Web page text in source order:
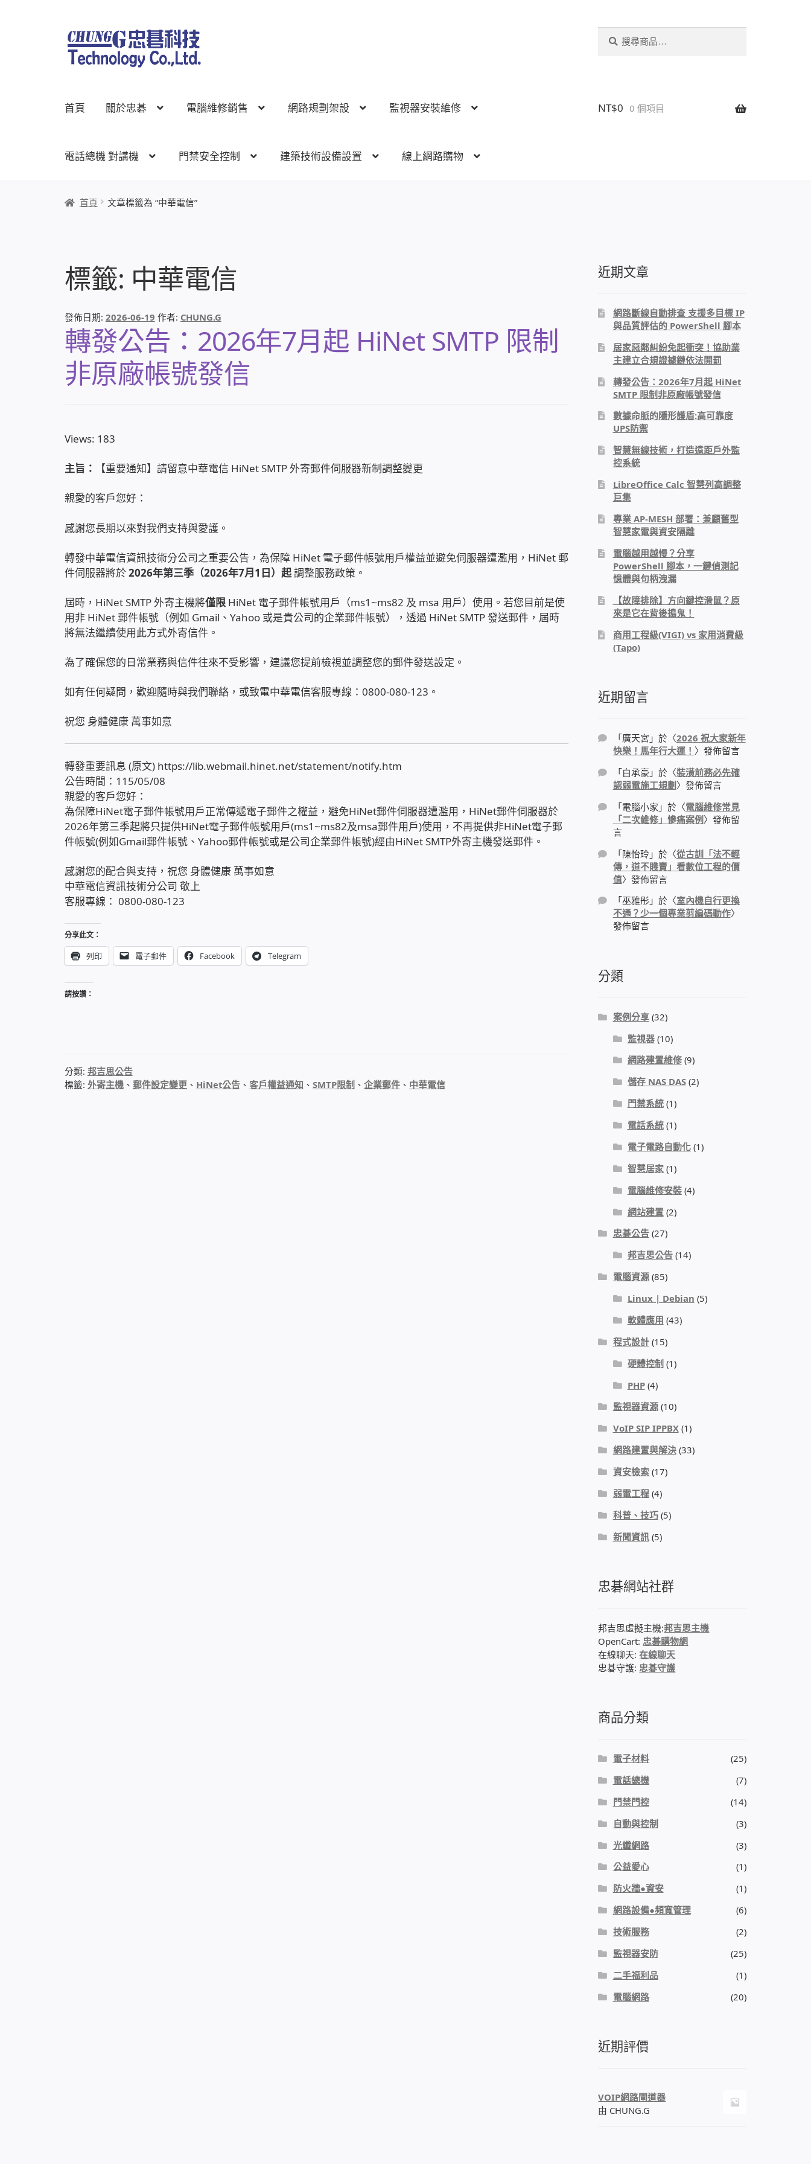
跳
至
導
跳
至
主
容
首頁 關於忠碁 電腦維修銷售 網路規劃架設 監視器安裝維修
電話總機 對講機 門禁安全控制 建築技術設備設置 線上網路購物
首頁關於忠碁電腦維修銷售網路規劃架設
NT$0 0 個項目
首頁 文章標籤為 “中華電信”
標籤: 中華電信
發佈日期: 2026-06-19 作者: CHUNG.G
轉發公告：2026年7月起 HiNet SMTP 限制
非原廠帳號發信
Views: 183
主旨： 【重要通知】請留意中華電信 HiNet SMTP 外寄郵件伺服器新制調整變更
親愛的客戶您好：
感謝您長期以來對我們支持與愛護。
轉發中華電信資訊技術分公司之重要公告，為保障 HiNet 電子郵件帳號用戶權益並避免伺服器遭濫用，HiNet 郵
件伺服器將於2026年第三季（2026年7月1日）起調整服務政策。
屆時，HiNet SMTP 外寄主機將僅限HiNet 電子郵件帳號用戶（ms1~ms82 及 msa 用戶）使用。若您目前是使
用非 HiNet 郵件帳號（例如 Gmail、Yahoo 或是貴公司的企業郵件帳號），透過 HiNet SMTP 發送郵件，屆時
將無法繼續使用此方式外寄信件。
為了確保您的日常業務與信件往來不受影響，建議您提前檢視並調整您的郵件發送設定。
如有任何疑問，歡迎隨時與我們聯絡，或致電中華電信客服專線：0800-080-123。
祝您 身體健康 萬事如意
轉發重要訊息 (原文) https://lib.webmail.hinet.net/statement/notify.htm
公告時間：115/05/08
親愛的客戶您好：
為保障HiNet電子郵件帳號用戶正常傳遞電子郵件之權益，避免HiNet郵件伺服器遭濫用，HiNet郵件伺服器於
2026年第三季起將只提供HiNet電子郵件帳號用戶(ms1~ms82及msa郵件用戶)使用，不再提供非HiNet電子郵
件帳號(例如Gmail郵件帳號、Yahoo郵件帳號或是公司企業郵件帳號)經由HiNet SMTP外寄主機發送郵件。
感謝您的配合與支持，祝您 身體健康 萬事如意
中華電信資訊技術分公司 敬上
客服專線： 0800-080-123
分享此文：
列印 電子郵件 Facebook Telegram
請按讚：
分類: 邦吉思公告
標籤: 外寄主機、 郵件設定變更、 HiNet公告、 客戶權益通知 、 SMTP限制 、 企業郵件、 中華電信
近期文章
網路斷線自動排查 支援多目標 IP
與品質評估的 PowerShell 腳本
居家惡鄰糾紛免起衝突！協助業
主建立合規證據鏈依法開罰
轉發公告：2026年7月起 HiNet
SMTP 限制非原廠帳號發信
數據命脈的隱形護盾:高可靠度
UPS防禦
智慧無線技術，打造遠距戶外監
控系統
LibreOffice Calc 智慧列高調整
巨集
專業 AP-MESH 部署：兼顧舊型
智慧家電與資安隔離
電腦越用越慢？分享
PowerShell 腳本，一鍵偵測記
憶體與句柄洩漏
【故障排除】方向鍵控滑鼠？原
來是它在背後搗鬼！
商用工程級(VIGI) vs 家用消費級
(Tapo)
近期留言
「廣天宮 」於〈2026 祝大家新年
快樂！馬年行大運！ 〉發佈留言
「白承豪 」於〈裝潢前務必先確
認弱電施工規劃〉發佈留言
「電腦小家 」於〈電腦維修常見
「二次維修」慘痛案例〉發佈留
言
「陳怡玲」於〈從古訓「法不輕
傳，道不賤賣」看數位工程的價
值〉發佈留言
「巫雅彤 」於〈室內機自行更換
不通？少一個專業剪編碼動作〉
發佈留言
分類
案例分享(32)
監視器(10)
網路建置維修(9)
儲存 NAS DAS(2)
門禁系統(1)
電話系統(1)
電子電路自動化(1)
智慧居家(1)
電腦維修安裝(4)
網站建置(2)
忠碁公告(27)
邦吉思公告(14)
電腦資源(85)
Linux | Debian (5)
軟體應用 (43)
程式設計(15)
硬體控制(1)
PHP(4)
監視器資源(10)
VoIP SIP IPPBX(1)
網路建置與解決(33)
資安檢索(17)
弱電工程(4)
科普、技巧(5)
新聞資訊(5)
忠碁網站社群
邦吉思虛擬主機:邦吉思主機
OpenCart: 忠碁購物網
在線聊天:在線聊天
忠碁守護: 忠碁守護
商品分類
電子材料
(25)
電話總機
(7)
門禁門控
(14)
自動與控制
(3)
光纖網路
(3)
公益愛心
(1)
防火牆●資安
(1)
網路設備●頻寬管理
(6)
技術服務
(2)
監視器安防
(25)
二手福利品
(1)
電腦網路
(20)
近期評價
VOIP網路閘道器
由 CHUNG.G